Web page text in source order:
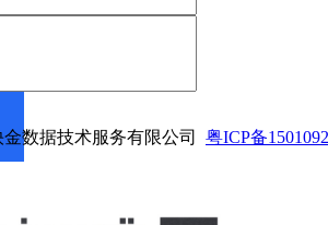
数据技术服务有限公司 粤ICP备